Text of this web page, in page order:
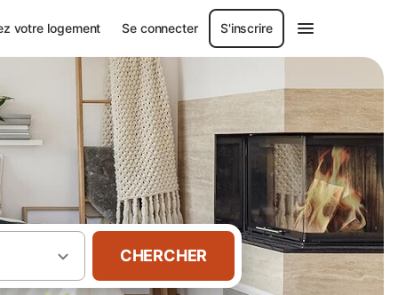
votre logement Se connecter S'inscrire
CHERCHER